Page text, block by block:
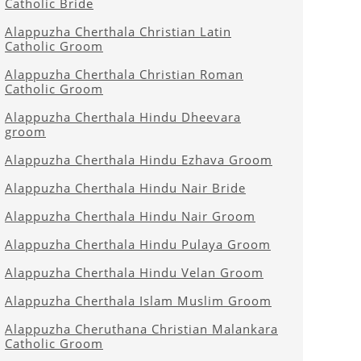
Catholic Bride
Alappuzha Cherthala Christian Latin
Catholic Groom
Alappuzha Cherthala Christian Roman
Catholic Groom
Alappuzha Cherthala Hindu Dheevara
groom
Alappuzha Cherthala Hindu Ezhava Groom
Alappuzha Cherthala Hindu Nair Bride
Alappuzha Cherthala Hindu Nair Groom
Alappuzha Cherthala Hindu Pulaya Groom
Alappuzha Cherthala Hindu Velan Groom
Alappuzha Cherthala Islam Muslim Groom
Alappuzha Cheruthana Christian Malankara
Catholic Groom